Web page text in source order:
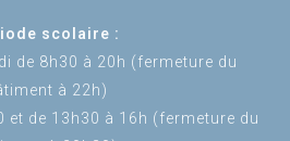
scolaire :
de 8h30 à 20h (fermeture du
à 22h)
et de 13h30 à 16h (fermeture du